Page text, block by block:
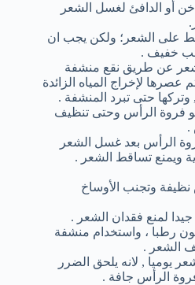
أو الدافئ لغسل الشعر
على الشعر؛ ولكن يجب ان
خفيف .
عن طريق نقع منشفة
لإخراج المياه الزائدة
حتى تبرد المنشفة .
فروة الرأس وحتى تنظيف
.
الرأس بعد غسل الشعر
ويمنع تساقط الشعر .
وتجنب الأوساخ
لمنع فقدان الشعر .
رطبا ، واستخدام منشفة
الشعر .
يوميا , لانه يلحق الضرر
الرأس جافة .